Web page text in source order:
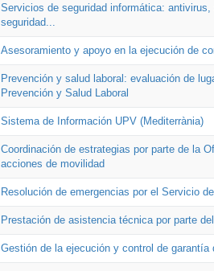
Servicios de seguridad informática:
seguridad...
Asesoramiento y apoyo en la ejecución de
Prevención y salud laboral: evaluación de
Prevención y Salud Laboral
Sistema de Información UPV (Mediterrània)
Coordinación de estrategias por parte de la
acciones de movilidad
Resolución de emergencias por el Servicio
Prestación de asistencia técnica por parte
Gestión de la ejecución y control de